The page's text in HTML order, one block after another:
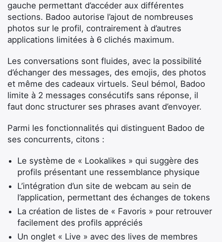
gauche permettant d’accéder aux différentes
sections. Badoo autorise l’ajout de nombreuses
photos sur le profil, contrairement à d’autres
applications limitées à 6 clichés maximum.
Les conversations sont fluides, avec la possibilité
d’échanger des messages, des emojis, des photos
et même des cadeaux virtuels. Seul bémol, Badoo
limite à 2 messages consécutifs sans réponse, il
faut donc structurer ses phrases avant d’envoyer.
Parmi les fonctionnalités qui distinguent Badoo de
ses concurrents, citons :
Le système de « Lookalikes » qui suggère des
profils présentant une ressemblance physique
L’intégration d’un site de webcam au sein de
l’application, permettant des échanges de tokens
La création de listes de « Favoris » pour retrouver
facilement des profils appréciés
Un onglet « Live » avec des lives de membres